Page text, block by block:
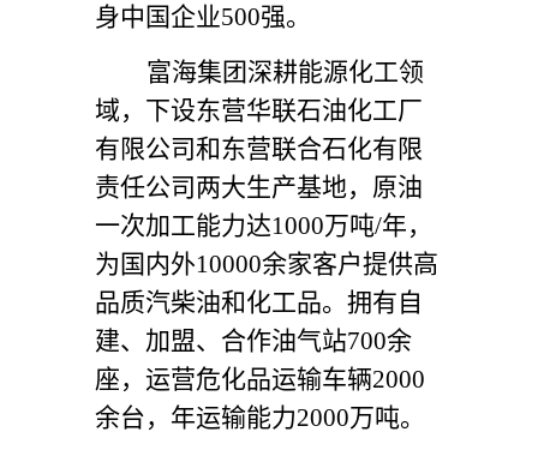
身中国企业500强。
富海集团深耕能源化工领
域，下设东营华联石油化工厂
有限公司和东营联合石化有限
责任公司两大生产基地，原油
一次加工能力达1000万吨/年，
为国内外10000余家客户提供高
品质汽柴油和化工品。拥有自
建、加盟、合作油气站700余
座，运营危化品运输车辆2000
余台，年运输能力2000万吨。